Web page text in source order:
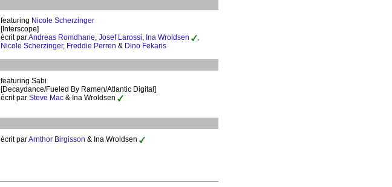
featuring Nicole Scherzinger
[Interscope]
écrit parAndreas Romdhane, Josef Larossi, Ina Wroldsen
,
Nicole Scherzinger, Freddie Perren & Dino Fekaris
featuring Sabi
[Decaydance/Fueled By Ramen/Atlantic Digital]
écrit par Steve Mac & Ina Wroldsen
écrit parArnthor Birgisson & Ina Wroldsen